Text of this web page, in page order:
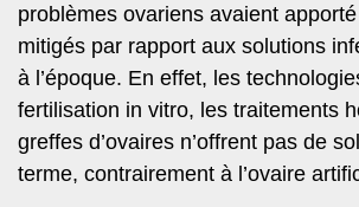
problèmes ovariens avaient
mitigés par rapport aux solutions
à l’époque. En effet, les
fertilisation in vitro, les traitements
greffes d’ovaires n’offrent pas de
terme, contrairement à l’ovaire